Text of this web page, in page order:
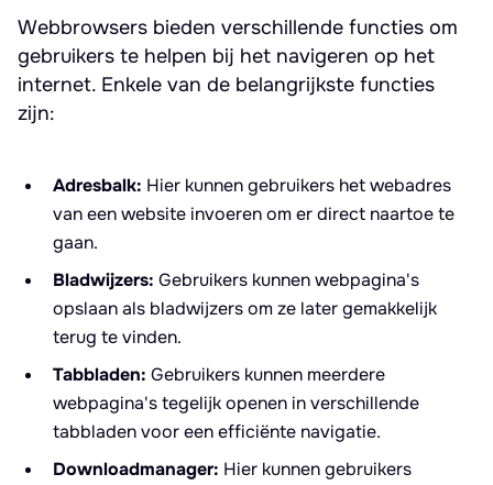
Webbrowsers bieden verschillende functies om
gebruikers te helpen bij het navigeren op het
internet. Enkele van de belangrijkste functies
zijn:
Adresbalk: Hier kunnen gebruikers het webadres
van een website invoeren om er direct naartoe te
gaan.
Bladwijzers: Gebruikers kunnen webpagina's
opslaan als bladwijzers om ze later gemakkelijk
terug te vinden.
Tabbladen: Gebruikers kunnen meerdere
webpagina's tegelijk openen in verschillende
tabbladen voor een efficiënte navigatie.
Downloadmanager: Hier kunnen gebruikers